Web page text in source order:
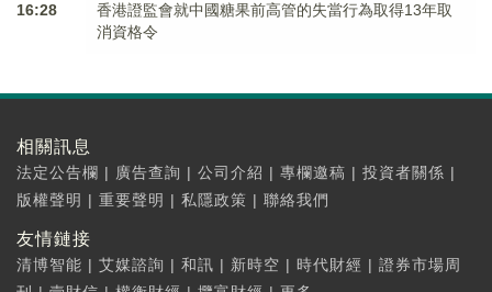
16:28
香港證監會就中國糖果前高管的失當行為取得13年取
消資格令
相關訊息
法定公告欄 | 廣告查詢 | 公司介紹 | 專欄邀稿 | 投資者關係 |
版權聲明 | 重要聲明 | 私隱政策 | 聯絡我們
友情鏈接
清博智能 | 艾媒諮詢 | 和訊 | 新時空 | 時代財經 | 證券市場周